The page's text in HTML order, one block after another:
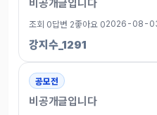
비공개글입니다
조회 0답변 2좋아요 02026-08-
강지수_1291
공모전
비공개글입니다